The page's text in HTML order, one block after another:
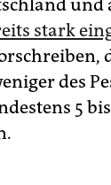
und
stark
des
5